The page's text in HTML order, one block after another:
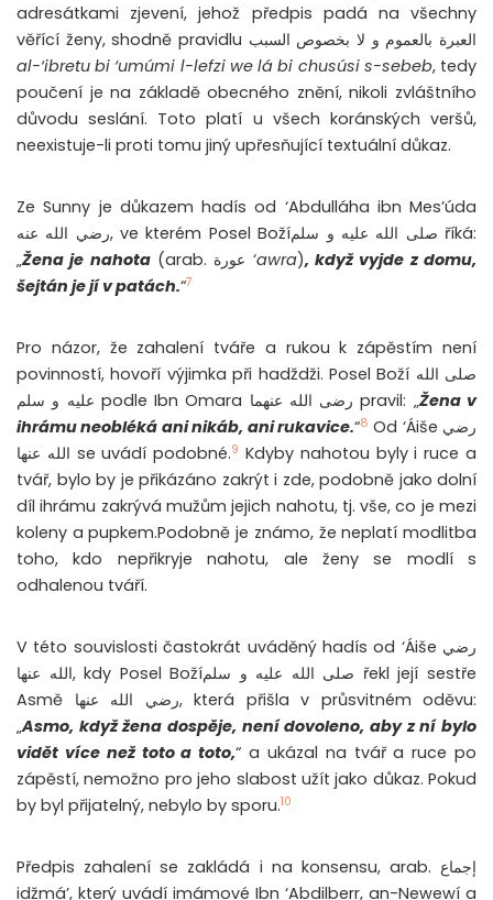
adresátkami zjevení, jehož předpis padá na všechny
věřící ženy, shodně pravidlu العبرة بالعموم و ﻻ بخصوص السبب
al-‘ibretu bi ‘umúmi l-lefzi we lá bi chusúsi s-sebeb, tedy
poučení je na základě obecného znění, nikoli zvláštního
důvodu seslání. Toto platí u všech koránských veršů,
neexistuje-li proti tomu jiný upřesňující textuální důkaz.
Ze Sunny je důkazem hadís od ‘Abdulláha ibn Mes’úda
رضي الله عنه, ve kterém Posel Božíصلى الله عليه و سلم říká:
„Žena je nahota (arab. عورة ‘awra), když vyjde z domu,
šejtán je jí v patách.“7
Pro názor, že zahalení tváře a rukou k zápěstím není
povinností, hovoří výjimka při hadždži. Posel Boží صلى الله
عليه و سلم podle Ibn Omara رضى الله عنهما pravil: „Žena v
ihrámu neobléká ani nikáb, ani rukavice.“8 Od ‘Áiše رضي
الله عنها se uvádí podobné.9 Kdyby nahotou byly i ruce a
tvář, bylo by je přikázáno zakrýt i zde, podobně jako dolní
díl ihrámu zakrývá mužům jejich nahotu, tj. vše, co je mezi
koleny a pupkem.Podobně je známo, že neplatí modlitba
toho, kdo nepřikryje nahotu, ale ženy se modlí s
odhalenou tváří.
V této souvislosti častokrát uváděný hadís od ‘Áiše رضي
الله عنها, kdy Posel Božíصلى الله عليه و سلم řekl její sestře
Asmě رضي الله عنها, která přišla v průsvitném oděvu:
„Asmo, když žena dospěje, není dovoleno, aby z ní bylo
vidět více než toto a toto,“ a ukázal na tvář a ruce po
zápěstí, nemožno pro jeho slabost užít jako důkaz. Pokud
by byl přijatelný, nebylo by sporu.10
Předpis zahalení se zakládá i na konsensu, arab. إجماع
idžmá’, který uvádí imámové Ibn ‘Abdilberr, an-Newewí a